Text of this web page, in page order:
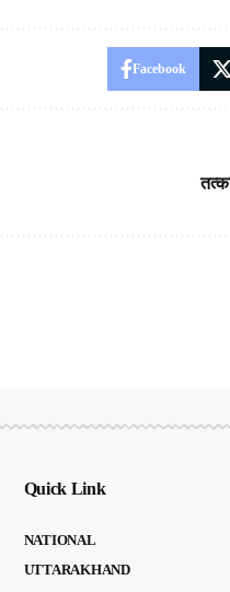
Facebook
Quick Link
NATIONAL
UTTARAKHAND